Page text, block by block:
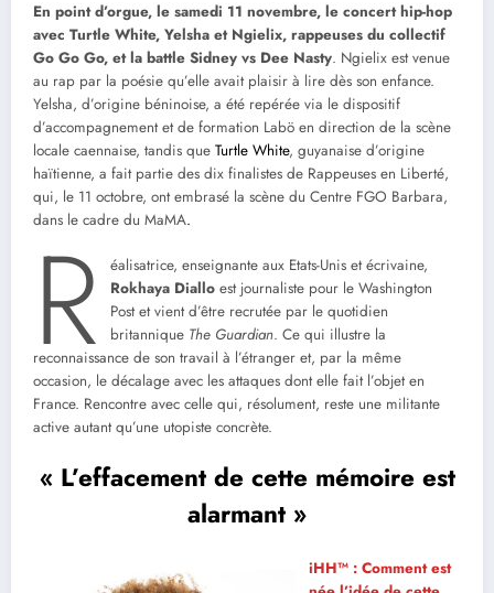
En point d’orgue, le samedi 11 novembre, le concert hip-hop
avec Turtle White, Yelsha et Ngielix, rappeuses du collectif
Go Go Go, et la battle Sidney vs Dee Nasty. Ngielix est venue
au rap par la poésie qu’elle avait plaisir à lire dès son enfance.
Yelsha, d’origine béninoise, a été repérée via le dispositif
d’accompagnement et de formation Labö en direction de la scène
locale caennaise, tandis que Turtle White, guyanaise d’origine
haïtienne, a fait partie des dix finalistes de Rappeuses en Liberté,
qui, le 11 octobre, ont embrasé la scène du Centre FGO Barbara,
dans le cadre du MaMA.
R
éalisatrice, enseignante aux Etats-Unis et écrivaine,
Rokhaya Diallo est journaliste pour le Washington
Post et vient d’être recrutée par le quotidien
britannique The Guardian. Ce qui illustre la
reconnaissance de son travail à l’étranger et, par la même
occasion, le décalage avec les attaques dont elle fait l’objet en
France. Rencontre avec celle qui, résolument, reste une militante
active autant qu’une utopiste concrète.
« L’effacement de cette mémoire est
alarmant »
iHH™ : Comment est